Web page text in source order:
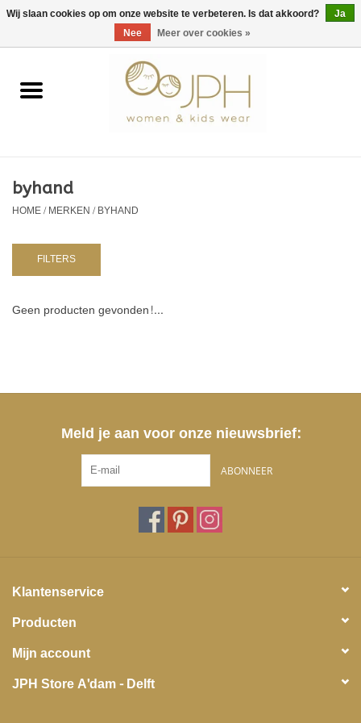
EUR/GBP/USD 0 Artikelen - €0,00
Home
Kids
NURSERY / TABLEWARE
byhand
HOME/MERKEN/BYHAND
FILTERS
Geen producten gevonden!...
Meld je aan voor onze nieuwsbrief:
ABONNEER
Klantenservice
Producten
Mijn account
JPH Store A'dam - Delft
Wij slaan cookies op om onze website te verbeteren. Is dat akkoord?
Ja
Nee
Meer over cookies »